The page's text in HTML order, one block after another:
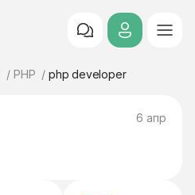
PHP php developer
6 апр